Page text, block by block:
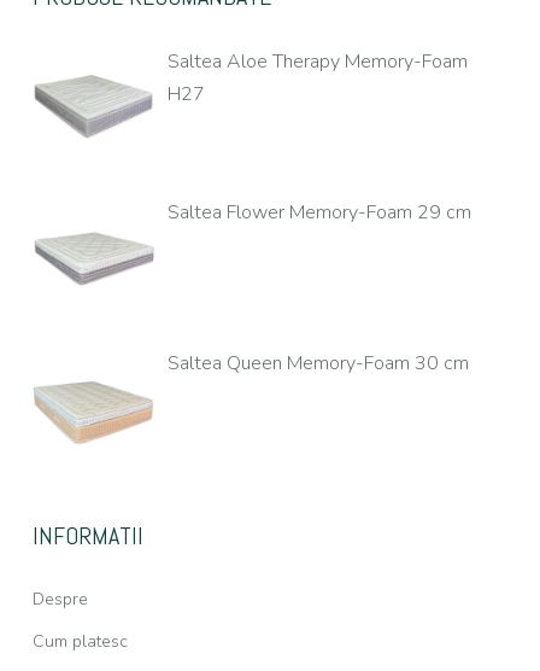
Saltea Aloe Therapy Memory-Foam
H27
Saltea Flower Memory-Foam 29 cm
Saltea Queen Memory-Foam 30 cm
INFORMATII
Despre
Cum platesc